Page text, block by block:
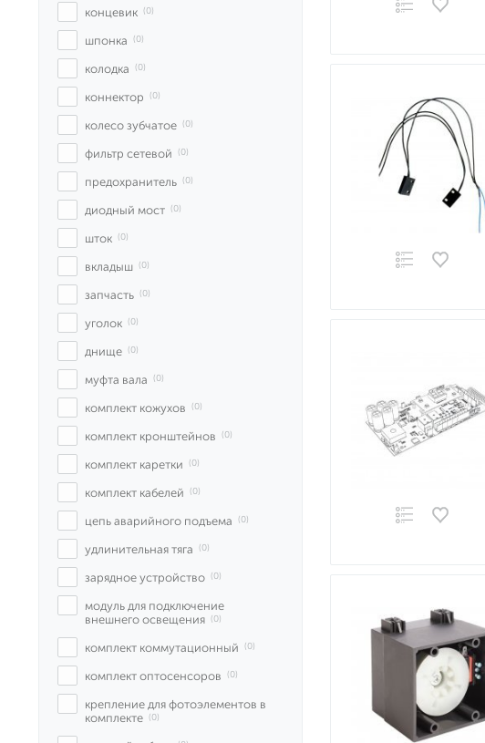
концевик (0)
шпонка (0)
колодка (0)
коннектор (0)
колесо зубчатое (0)
фильтр сетевой (0)
предохранитель (0)
диодный мост (0)
шток (0)
вкладыш (0)
запчасть (0)
уголок (0)
днище (0)
муфта вала (0)
комплект кожухов (0)
комплект кронштейнов (0)
комплект каретки (0)
комплект кабелей (0)
цепь аварийного подъема (0)
удлинительная тяга (0)
зарядное устройство (0)
модуль для подключение
внешнего освещения (0)
комплект коммутационный (0)
комплект оптосенсоров (0)
крепление для фотоэлементов в
комплекте (0)